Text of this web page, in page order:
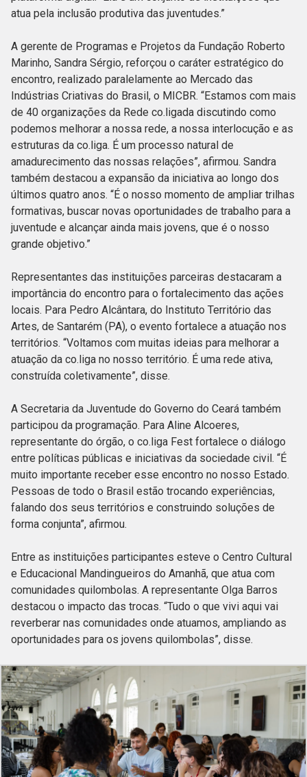
atua pela inclusão produtiva das juventudes.”
A gerente de Programas e Projetos da Fundação Roberto
Marinho, Sandra Sérgio, reforçou o caráter estratégico do
encontro, realizado paralelamente ao Mercado das
Indústrias Criativas do Brasil, o MICBR. “Estamos com mais
de 40 organizações da Rede co.ligada discutindo como
podemos melhorar a nossa rede, a nossa interlocução e as
estruturas da co.liga. É um processo natural de
amadurecimento das nossas relações”, afirmou. Sandra
também destacou a expansão da iniciativa ao longo dos
últimos quatro anos. “É o nosso momento de ampliar trilhas
formativas, buscar novas oportunidades de trabalho para a
juventude e alcançar ainda mais jovens, que é o nosso
grande objetivo.”
Representantes das instituições parceiras destacaram a
importância do encontro para o fortalecimento das ações
locais. Para Pedro Alcântara, do Instituto Território das
Artes, de Santarém (PA), o evento fortalece a atuação nos
territórios. “Voltamos com muitas ideias para melhorar a
atuação da co.liga no nosso território. É uma rede ativa,
construída coletivamente”, disse.
A Secretaria da Juventude do Governo do Ceará também
participou da programação. Para Aline Alcoeres,
representante do órgão, o co.liga Fest fortalece o diálogo
entre políticas públicas e iniciativas da sociedade civil. “É
muito importante receber esse encontro no nosso Estado.
Pessoas de todo o Brasil estão trocando experiências,
falando dos seus territórios e construindo soluções de
forma conjunta”, afirmou.
Entre as instituições participantes esteve o Centro Cultural
e Educacional Mandingueiros do Amanhã, que atua com
comunidades quilombolas. A representante Olga Barros
destacou o impacto das trocas. “Tudo o que vivi aqui vai
reverberar nas comunidades onde atuamos, ampliando as
oportunidades para os jovens quilombolas”, disse.